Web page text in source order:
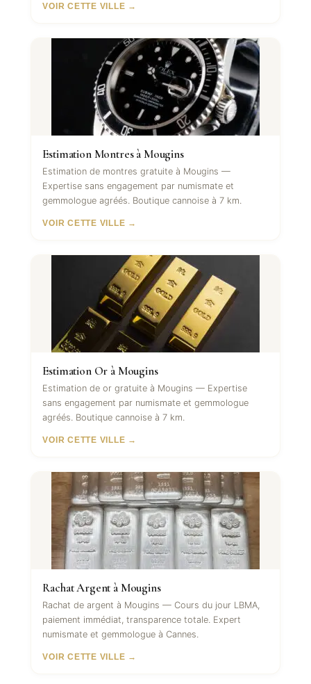
VOIR CETTE VILLE →
Estimation Montres à Mougins
Estimation de montres gratuite à Mougins —
Expertise sans engagement par numismate et
gemmologue agréés. Boutique cannoise à 7 km.
VOIR CETTE VILLE →
Estimation Or à Mougins
Estimation de or gratuite à Mougins — Expertise
sans engagement par numismate et gemmologue
agréés. Boutique cannoise à 7 km.
VOIR CETTE VILLE →
Rachat Argent à Mougins
Rachat de argent à Mougins — Cours du jour LBMA,
paiement immédiat, transparence totale. Expert
numismate et gemmologue à Cannes.
VOIR CETTE VILLE →